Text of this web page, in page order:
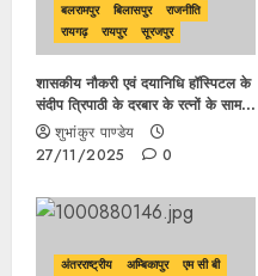
बलरामपुर
बिलासपुर
राजनीति
रायगढ़
रायपुर सूरजपुर
शासकीय नौकरी एवं दयानिधि हॉस्पिटल के
संदीप त्रिपाठी के दरबार के रत्नों के सामने
अकबर के दरबार के नौ रत्न भी फीके, सभी
गोलमाल करने में माहिर पढ़े यह खबर…
शुभांकुर पाण्डेय
27/11/2025
0
अंतरराष्ट्रीय अम्बिकापुर
एम सी बी